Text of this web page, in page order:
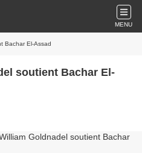
MENU
Bachar El-Assad
soutient Bachar El-